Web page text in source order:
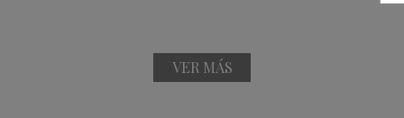
VER MÁS